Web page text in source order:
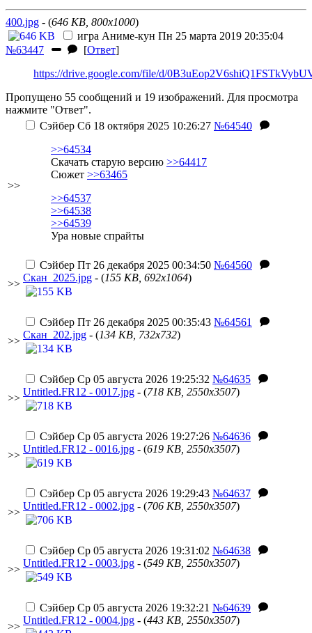
400.jpg - (646 KB, 800x1000)
игра Аниме-кун Пн 25 марта 2019 20:35:04
№63447
[Ответ]
https://drive.google.com/file/d/
Пропущено 55 сообщений и 19 изображений. Для просмотра
нажмите "Ответ".
>>
Сэйбер Сб 18 октября 2025 10:26:27 №64540
>>64534
Скачать старую версию >>64417
Сюжет >>63465
>>64537
>>64538
>>64539
Ура новые спрайты
>>
Сэйбер Пт 26 декабря 2025 00:34:50 №64560
Скан_2025.jpg - (155 KB, 692x1064)
>>
Сэйбер Пт 26 декабря 2025 00:35:43 №64561
Скан_202.jpg - (134 KB, 732x732)
>>
Сэйбер Ср 05 августа 2026 19:25:32 №64635
Untitled.FR12 - 0017.jpg - (718 KB, 2550x3507)
>>
Сэйбер Ср 05 августа 2026 19:27:26 №64636
Untitled.FR12 - 0016.jpg - (619 KB, 2550x3507)
>>
Сэйбер Ср 05 августа 2026 19:29:43 №64637
Untitled.FR12 - 0002.jpg - (706 KB, 2550x3507)
>>
Сэйбер Ср 05 августа 2026 19:31:02 №64638
Untitled.FR12 - 0003.jpg - (549 KB, 2550x3507)
>>
Сэйбер Ср 05 августа 2026 19:32:21 №64639
Untitled.FR12 - 0004.jpg - (443 KB, 2550x3507)